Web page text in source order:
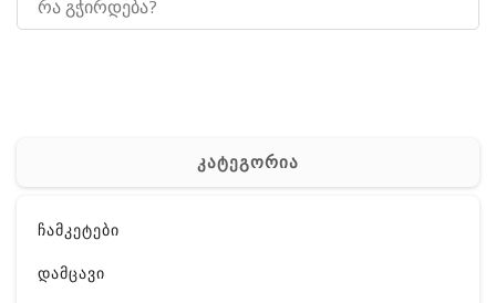
კატეგორია
ჩამკეტები
დამცავი